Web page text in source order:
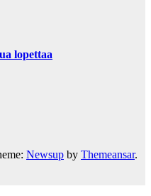
lopettaa
Newsup by Themeansar.